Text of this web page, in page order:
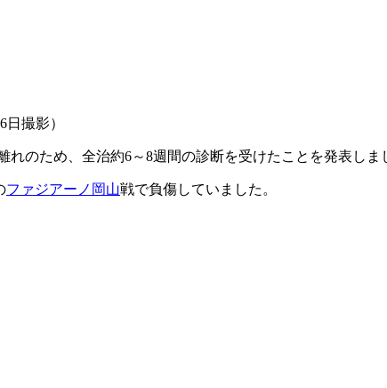
撮影）
れのため、全治約6～8週間の診断を受けたことを発表しま
ファジアーノ岡山戦で負傷していました。